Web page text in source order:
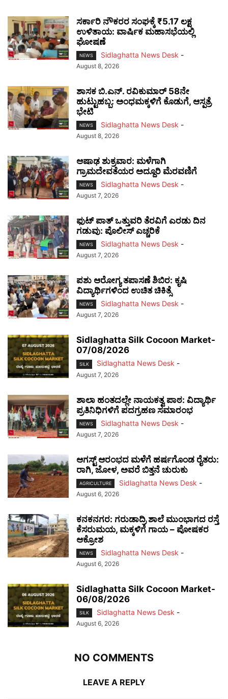
ಸರ್ಕಾರಿ ನೌಕರರ ಸಂಘಕ್ಕೆ ₹5.17 ಲಕ್ಷ
ಉಳಿತಾಯ: ವಾರ್ಷಿಕ ಮಹಾಸಭೆಯಲ್ಲಿ
ಘೋಷಣೆ
NEWS Sidlaghatta News Desk -
August 8, 2026
ಶಾಸಕ ಬಿ.ಎನ್. ರವಿಕುಮಾರ್ 58ನೇ
ಹುಟ್ಟುಹಬ್ಬ: ಅಂಧಮಕ್ಕಳಿಗೆ ಕೊಡುಗೆ, ಆಸ್ಪತ್ರೆ
ಭೇಟಿ
NEWS Sidlaghatta News Desk -
August 8, 2026
ಆಷಾಢ ಶುಕ್ರವಾರ: ಮಳೆಗಾಗಿ
ಗ್ರಾಮದೇವತೆಯರ ಅದ್ದೂರಿ ಮೆರವಣಿಗೆ
NEWS Sidlaghatta News Desk -
August 7, 2026
ಫುಟ್‌ ಪಾತ್ ಒತ್ತುವರಿ ತೆರವಿಗೆ ಎರಡು ದಿನ
ಗಡುವು: ಪೊಲೀಸ್ ಎಚ್ಚರಿಕೆ
NEWS Sidlaghatta News Desk -
August 7, 2026
ಪಶು ಆರೋಗ್ಯ ತಪಾಸಣೆ ಶಿಬಿರ: ಕೃಷಿ
ವಿದ್ಯಾರ್ಥಿಗಳಿಂದ ಉಚಿತ ಚಿಕಿತ್ಸೆ
NEWS Sidlaghatta News Desk -
August 7, 2026
Sidlaghatta Silk Cocoon Market-
07/08/2026
SILK Sidlaghatta News Desk -
August 7, 2026
ಶಾಲಾ ಹಂತದಲ್ಲೇ ನಾಯಕತ್ವ ಪಾಠ: ವಿದ್ಯಾರ್ಥಿ
ಪ್ರತಿನಿಧಿಗಳಿಗೆ ಪದಗ್ರಹಣ ಸಮಾರಂಭ
NEWS Sidlaghatta News Desk -
August 7, 2026
ಆಗಸ್ಟ್ ಆರಂಭದ ಮಳೆಗೆ ಹರ್ಷಗೊಂಡ ರೈತರು:
ರಾಗಿ, ಜೋಳ, ಅವರೆ ಬಿತ್ತನೆ ಚುರುಕು
AGRICULTURE Sidlaghatta News Desk -
August 6, 2026
ಕನಕನಗರ: ಗರುಡಾದ್ರಿ ಶಾಲೆ ಮುಂಭಾಗದ ರಸ್ತೆ
ಕೆಸರುಮಯ, ಮಕ್ಕಳಿಗೆ ಗಾಯ – ಪೋಷಕರ
ಆಕ್ರೋಶ
NEWS Sidlaghatta News Desk -
August 6, 2026
Sidlaghatta Silk Cocoon Market-
06/08/2026
SILK Sidlaghatta News Desk -
August 6, 2026
NO COMMENTS
LEAVE A REPLY